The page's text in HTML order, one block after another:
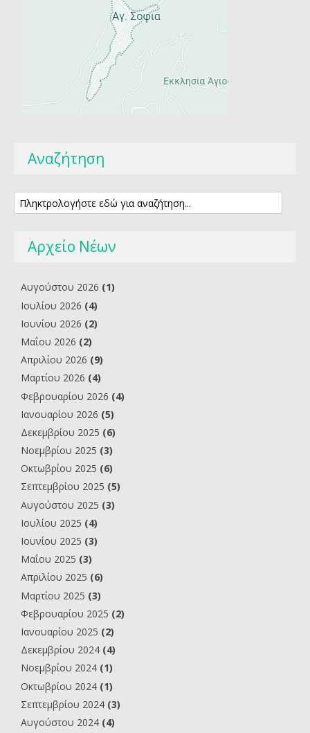
Αναζήτηση
Αρχείο Νέων
Αυγούστου 2026 (1)
Ιουλίου 2026 (4)
Ιουνίου 2026 (2)
Μαΐου 2026 (2)
Απριλίου 2026 (9)
Μαρτίου 2026 (4)
Φεβρουαρίου 2026 (4)
Ιανουαρίου 2026 (5)
Δεκεμβρίου 2025 (6)
Νοεμβρίου 2025 (3)
Οκτωβρίου 2025 (6)
Σεπτεμβρίου 2025 (5)
Αυγούστου 2025 (3)
Ιουλίου 2025 (4)
Ιουνίου 2025 (3)
Μαΐου 2025 (3)
Απριλίου 2025 (6)
Μαρτίου 2025 (3)
Φεβρουαρίου 2025 (2)
Ιανουαρίου 2025 (2)
Δεκεμβρίου 2024 (4)
Νοεμβρίου 2024 (1)
Οκτωβρίου 2024 (1)
Σεπτεμβρίου 2024 (3)
Αυγούστου 2024 (4)